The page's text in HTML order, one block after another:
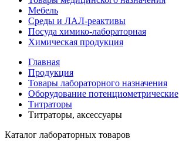
Мебель
Среды и ЛАЛ-реактивы
Посуда химико-лабораторная
Химическая продукция
Главная
Продукция
Товары лабораторного назначения
Оборудование потенциометрические
Титраторы
Титраторы, аксессуары
Каталог лабораторных товаров